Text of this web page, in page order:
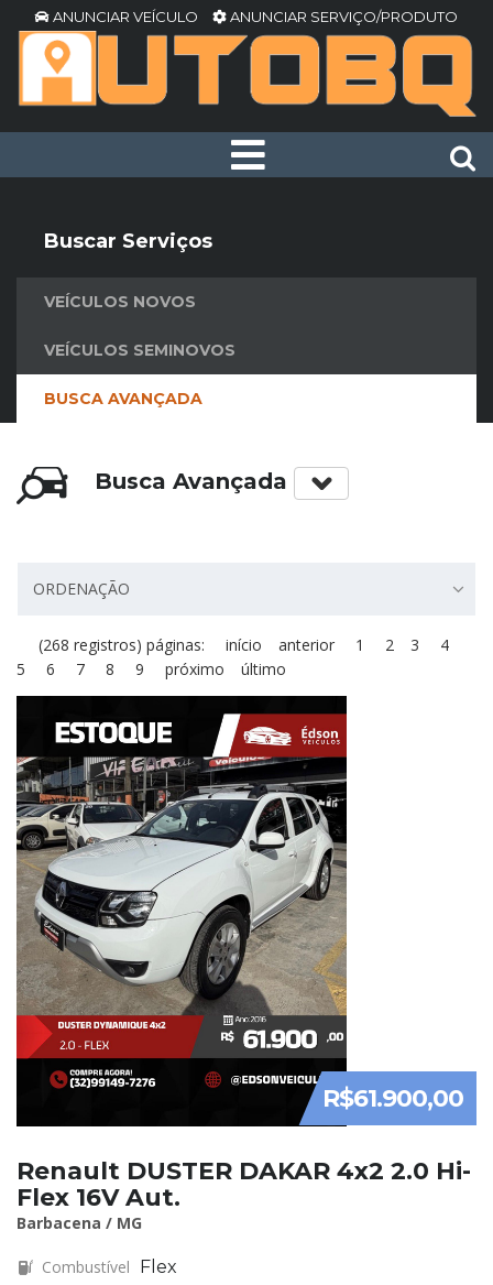
ANUNCIAR VEÍCULO ANUNCIAR SERVIÇO/PRODUTO
Buscar Serviços
VEÍCULOS NOVOS
VEÍCULOS SEMINOVOS
BUSCA AVANÇADA
Busca Avançada
ORDENAÇÃO
(268 registros) páginas: início anterior 1 2 3
4
5
6 7 8 9 próximo último
R$61.900,00
Renault DUSTER DAKAR 4x2 2.0 Hi-
Flex 16V Aut.
Barbacena / MG
Combustível Flex